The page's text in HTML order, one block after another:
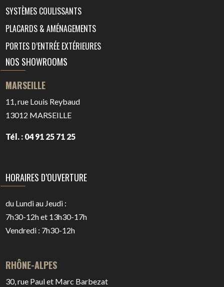
SYSTÈMES COULISSANTS
PLACARDS & AMÉNAGEMENTS
PORTES D’ENTRÉE EXTÉRIEURES
NOS SHOWROOMS
MARSEILLE
11, rue Louis Reybaud
13012 MARSEILLE
Tél. : 04 91 25 71 25
HORAIRES D’OUVERTURE
du Lundi au Jeudi :
7h30-12h et 13h30-17h
Vendredi : 7h30-12h
RHÔNE-ALPES
30, rue Paul et Marc Barbezat